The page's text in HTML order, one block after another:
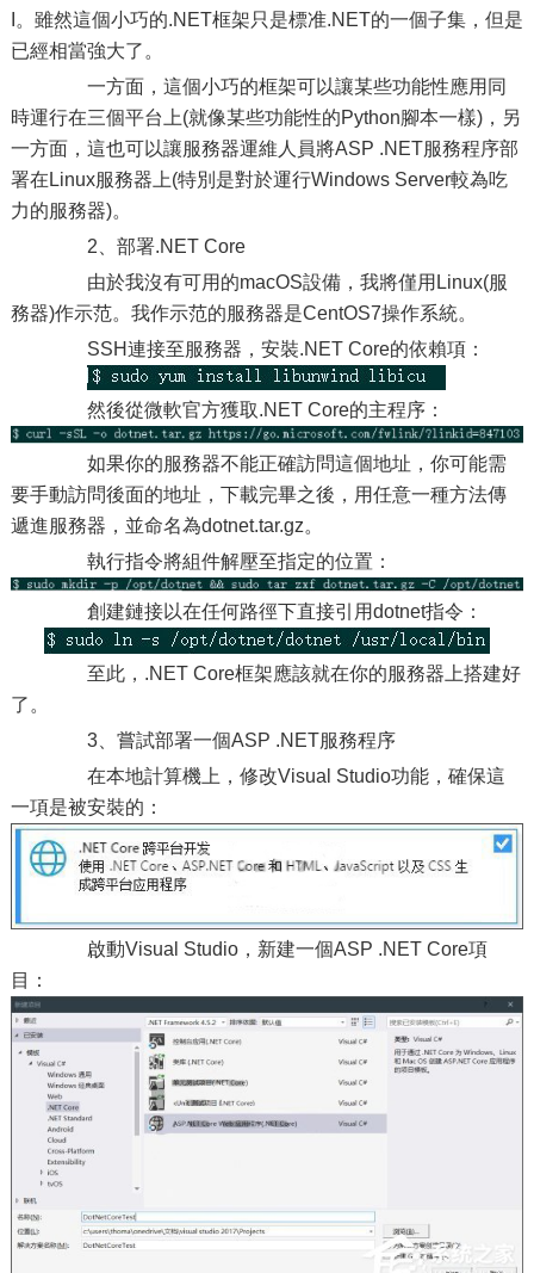
I。雖然這個小巧的.NET框架只是標准.NET的一個子集，但是
已經相當強大了。
一方面，這個小巧的框架可以讓某些功能性應用同
時運行在三個平台上(就像某些功能性的Python腳本一樣)，另
一方面，這也可以讓服務器運維人員將ASP .NET服務程序部
署在Linux服務器上(特別是對於運行Windows Server較為吃
力的服務器)。
2、部署.NET Core
由於我沒有可用的macOS設備，我將僅用Linux(服
務器)作示范。我作示范的服務器是CentOS7操作系統。
SSH連接至服務器，安裝.NET Core的依賴項：
然後從微軟官方獲取.NET Core的主程序：
如果你的服務器不能正確訪問這個地址，你可能需
要手動訪問後面的地址，下載完畢之後，用任意一種方法傳
遞進服務器，並命名為dotnet.tar.gz。
執行指令將組件解壓至指定的位置：
創建鏈接以在任何路徑下直接引用dotnet指令：
至此，.NET Core框架應該就在你的服務器上搭建好
了。
3、嘗試部署一個ASP .NET服務程序
在本地計算機上，修改Visual Studio功能，確保這
一項是被安裝的：
啟動Visual Studio，新建一個ASP .NET Core項
目：